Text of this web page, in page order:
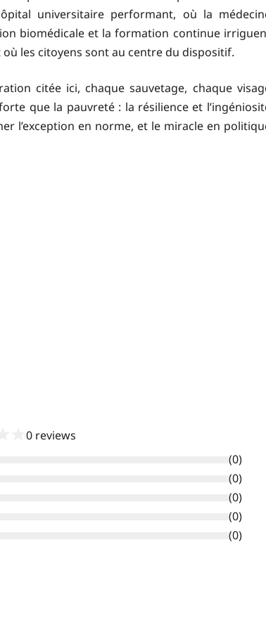
universitaire performant, où la
biomédicale et la formation continue
les citoyens sont au centre du dispositif.
citée ici, chaque sauvetage, chaque
que la pauvreté : la résilience et
l’exception en norme, et le miracle en
0 reviews
(0)
(0)
(0)
(0)
(0)